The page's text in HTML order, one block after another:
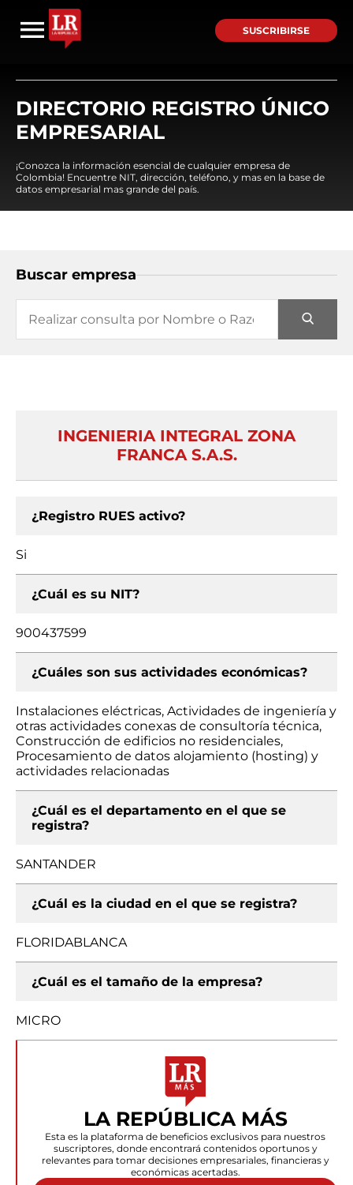
SUSCRIBIRSE
DIRECTORIO REGISTRO ÚNICO
EMPRESARIAL
¡Conozca la información esencial de cualquier empresa de
Colombia! Encuentre NIT, dirección, teléfono, y mas en la base de
datos empresarial mas grande del país.
Buscar empresa
INGENIERIA INTEGRAL ZONA
FRANCA S.A.S.
¿Registro RUES activo?
Si
¿Cuál es su NIT?
900437599
¿Cuáles son sus actividades económicas?
Instalaciones eléctricas, Actividades de ingeniería y
otras actividades conexas de consultoría técnica,
Construcción de edificios no residenciales,
Procesamiento de datos alojamiento (hosting) y
actividades relacionadas
¿Cuál es el departamento en el que se
registra?
SANTANDER
¿Cuál es la ciudad en el que se registra?
FLORIDABLANCA
¿Cuál es el tamaño de la empresa?
MICRO
LA REPÚBLICA MÁS
Esta es la plataforma de beneficios exclusivos para nuestros
suscriptores, donde encontrará contenidos oportunos y
relevantes para tomar decisiones empresariales, financieras y
económicas acertadas.